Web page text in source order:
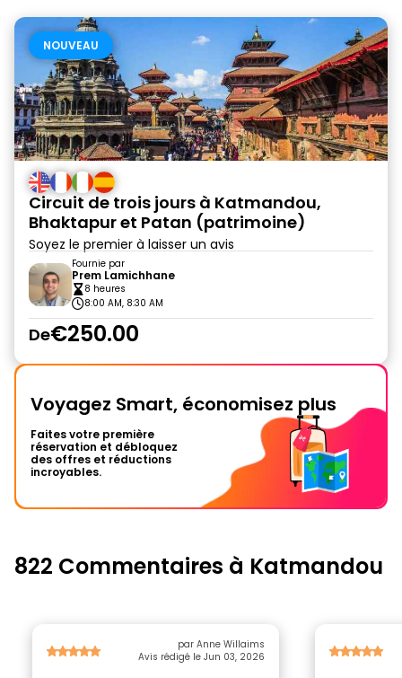
NOUVEAU
Circuit de trois jours à Katmandou,
Bhaktapur et Patan (patrimoine)
Soyez le premier à laisser un avis
Fournie par
Prem Lamichhane
8 heures
8:00 AM, 8:30 AM
De€250.00
Voyagez Smart, économisez plus
Faites votre première
réservation et débloquez
des offres et réductions
incroyables.
822 Commentaires à Katmandou
par Anne Willaims
Avis rédigé le Jun 03, 2026